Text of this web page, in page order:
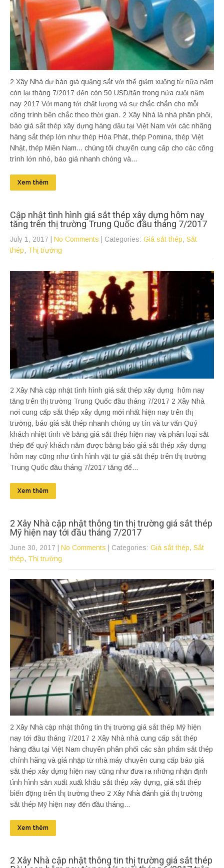
2 Xây Nhà dự báo giá quặng sắt với thể giảm xuống từ nữa năm
còn lại tháng 7/2017 đến còn 50 USD/tấn trong nửa cuối năm
nay 2017 Với mang tới chất lượng và sự chắc chắn cho mỗi
công trình bền chắc theo thời gian. 2 Xây Nhà là nhà phân phối,
báo giá sắt thép xây dựng hàng đầu tại Việt Nam với các nhãng
hàng sắt thép lớn như thép Hòa Phát, thép Pomina, thép Việt
Nhật, thép Miền Nam... chúng tôi chuyên cung cấp cho các công
trình lớn nhỏ, báo giá nhanh chóng và...
Xem thêm
Cập nhật tình hình giá sắt thép xây dựng hôm nay
tăng trên thị trường Trung Quốc đầu tháng 7/2017
July 1, 2017 No Comments | Categories: Giá sắt thép, Sắt
thép, Thị trường
2 Xây Nhà cập nhật tình hình giá sắt thép xây dựng hôm nay
tăng trên thị trường Trung Quốc đầu tháng 7/2017 2 Xây Nhà
nơi cung cấp sắt thép xây dựng mới nhất hiện nay trên thị
trường, báo giá sắt thép nhanh chóng uy tín và tư vấn Quý
khách nhiệt tình về bảng giá sắt thép hiện nay và phân loại sắt
thép để quý khách nắm được bảng báo giá sắt thép xây dựng
hôm nay cũng như tình hình vật tư giá sắt thép trên thị trường
Trung Quốc đầu tháng 7/2017 tăng để...
Xem thêm
2 Xây Nhà cập nhật thông tin thị trường giá sắt thép
Mỹ hiện nay tới đầu tháng 7/2017
June 30, 2017 No Comments | Categories: Giá sắt thép, Sắt
thép, Thị trường
2 Xây Nhà cập nhật thông tin thị trường giá sắt thép Mỹ hiện
nay tới đầu tháng 7/2017 2 Xây Nhà nhà cung cấp sắt thép
hàng đầu tại Việt Nam chuyên phân phối các sản phẩm sắt thép
chính hãng và giá nhập từ nhà máy chuyên cung cấp báo giá
sắt thép xây dựng hiện nay cũng như đưa ra những nhận định
tình hình sản xuất xuất khẩu sắt thép xây dựng, giá sắt thép
biến động trên thị trường theo 2 Xây Nhà đánh giá thị trường
sắt thép Mỹ hiện nay đến đầu tháng...
Xem thêm
2 Xây Nhà cập nhật thông tin thị trường giá sắt thép